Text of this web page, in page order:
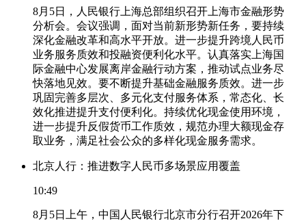
8月5日，人民银行上海总部组织召开上海市金融形势
分析会。会议强调，面对当前新形势新任务，要持续
深化金融改革和高水平开放。进一步提升跨境人民币
业务服务质效和投融资便利化水平。认真落实上海国
际金融中心发展离岸金融行动方案，推动试点业务尽
快落地见效。要不断提升基础金融服务质效。进一步
巩固完善多层次、多元化支付服务体系，常态化、长
效化推进提升支付便利化。持续优化现金使用环境，
进一步提升反假货币工作质效，规范办理大额现金存
取业务，满足社会公众的多样化现金服务需求。
北京人行：推进数字人民币多场景应用覆盖
10:49
8月5日上午，中国人民银行北京市分行召开2026年下